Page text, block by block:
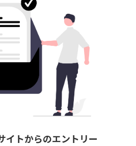
イトからのエントリー